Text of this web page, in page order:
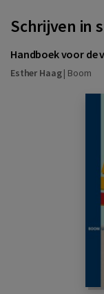
Schrijven in
Handboek voor de
Esther Haag| Boom